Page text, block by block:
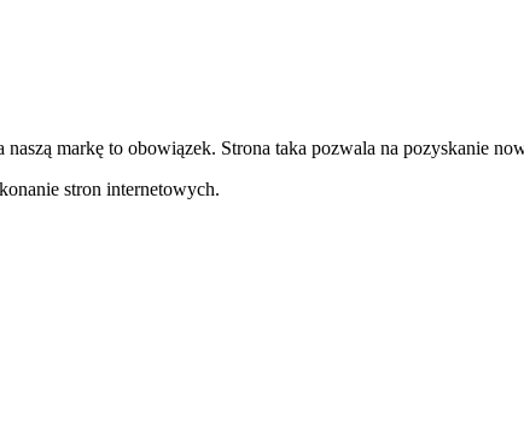
markę to obowiązek. Strona taka pozwala na pozyskanie
stron internetowych.